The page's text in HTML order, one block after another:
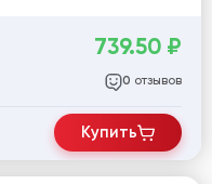
739.50 ₽
0 отзывов
Купить